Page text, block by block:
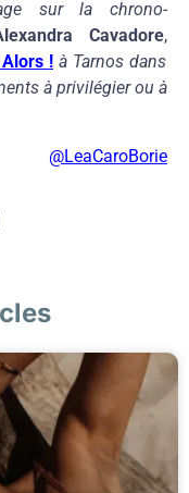
sur la chrono-
Cavadore,
! à Tarnos dans
à privilégier ou à
@LeaCaroBorie